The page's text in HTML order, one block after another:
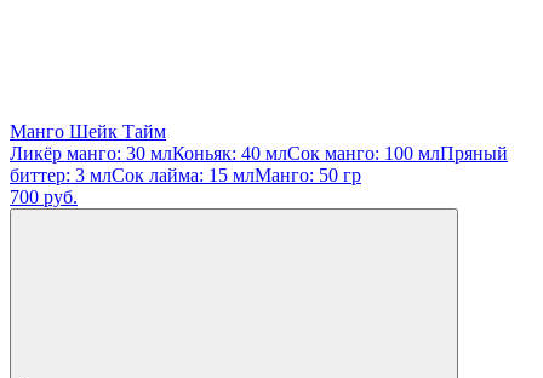
Манго Шейк Тайм
Ликёр манго: 30 млКоньяк: 40 млСок манго: 100 млПряный
биттер: 3 млСок лайма: 15 млМанго: 50 гр
700 руб.